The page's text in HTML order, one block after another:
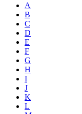
A
B
C
D
E
F
G
H
I
J
K
L